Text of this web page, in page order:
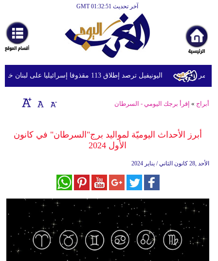
آخر تحديث GMT 01:32:51
أخبارعاجلة
رياضة
ثقافة
إقتصاد
وموسيقى
ديكور
اليونيفيل ترصد إطلاق 113 مقذوفا إسرائيليا على لبنان خلال يوم واحد
أبراج » إقرأ برجك اليومي - السرطان
أبرز الأحداث اليوميّة لمواليد برج"السرطان" في كانون
الأول 2024
الأحد ,28 كانون الثاني / يناير 2024